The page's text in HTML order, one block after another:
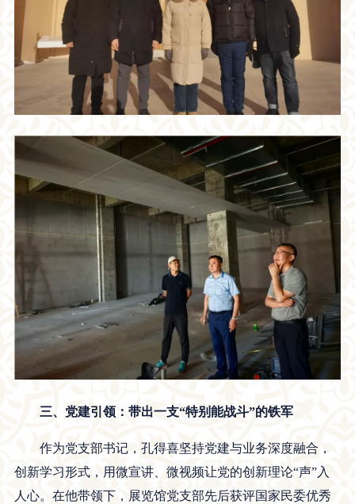
三、党建引领：带出一支“特别能战斗”的铁军
作为党支部书记，孔得喜坚持党建与业务深度融合，
创新学习形式，用微宣讲、微视频让党的创新理论“声”入
人心。在他带领下，展览馆党支部先后获评国家民委优秀